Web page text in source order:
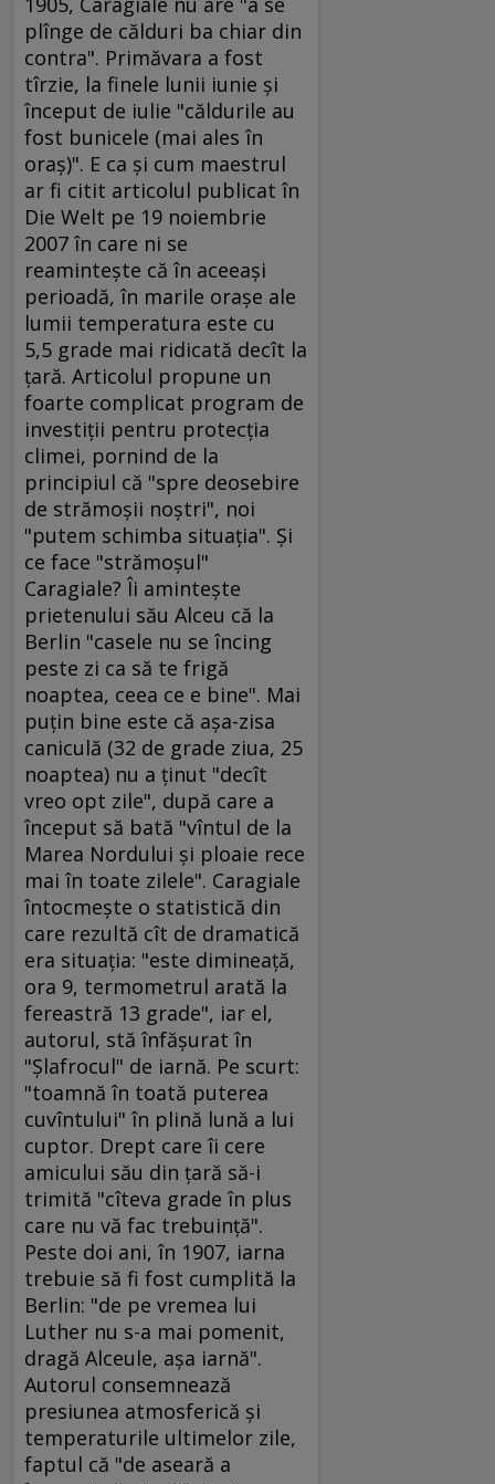
plînge de călduri ba chiar din
contra". Primăvara a fost
tîrzie, la finele lunii iunie şi
început de iulie "căldurile au
fost bunicele (mai ales în
oraş)". E ca şi cum maestrul
ar fi citit articolul publicat în
Die Welt pe 19 noiembrie
2007 în care ni se
reaminteşte că în aceeaşi
perioadă, în marile oraşe ale
lumii temperatura este cu
5,5 grade mai ridicată decît la
ţară. Articolul propune un
foarte complicat program de
investiţii pentru protecţia
climei, pornind de la
principiul că "spre deosebire
de strămoşii noştri", noi
"putem schimba situaţia". Şi
ce face "strămoşul"
Caragiale? Îi aminteşte
prietenului său Alceu că la
Berlin "casele nu se încing
peste zi ca să te frigă
noaptea, ceea ce e bine". Mai
puţin bine este că aşa-zisa
caniculă (32 de grade ziua, 25
noaptea) nu a ţinut "decît
vreo opt zile", după care a
început să bată "vîntul de la
Marea Nordului şi ploaie rece
mai în toate zilele". Caragiale
întocmeşte o statistică din
care rezultă cît de dramatică
era situaţia: "este dimineaţă,
ora 9, termometrul arată la
fereastră 13 grade", iar el,
autorul, stă înfăşurat în
"Şlafrocul" de iarnă. Pe scurt:
"toamnă în toată puterea
cuvîntului" în plină lună a lui
cuptor. Drept care îi cere
amicului său din ţară să-i
trimită "cîteva grade în plus
care nu vă fac trebuinţă".
Peste doi ani, în 1907, iarna
trebuie să fi fost cumplită la
Berlin: "de pe vremea lui
Luther nu s-a mai pomenit,
dragă Alceule, aşa iarnă".
Autorul consemnează
presiunea atmosferică şi
temperaturile ultimelor zile,
faptul că "de aseară a